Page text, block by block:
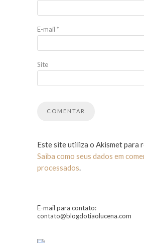
E-mail *
Site
Este site utiliza o Akismet para
Saiba como seus dados em
processados.
E-mail para contato:
contato@blogdotiaolucena.com